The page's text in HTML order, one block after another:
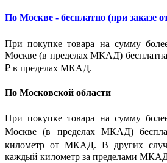
По Москве - бесплатно (при заказе
При покупке товара на сумму
Москве (в пределах МКАД)
₽ в пределах МКАД.
По Московской области
При покупке товара на сумму
Москве (в пределах МКАД)
километр от МКАД. В других
каждый километр за пределами